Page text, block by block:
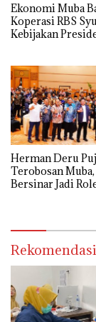
Ekonomi Muba
Koperasi RBS
Kebijakan
Herman Deru
Terobosan
Bersinar Jadi